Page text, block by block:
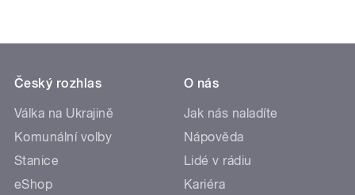
Český rozhlas
Válka na Ukrajině
Komunální volby
Stanice
eShop
O nás
Jak nás naladíte
Nápověda
Lidé v rádiu
Kariéra